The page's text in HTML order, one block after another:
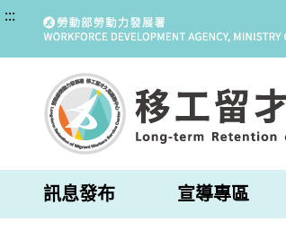
:::
訊息發布 宣導專區